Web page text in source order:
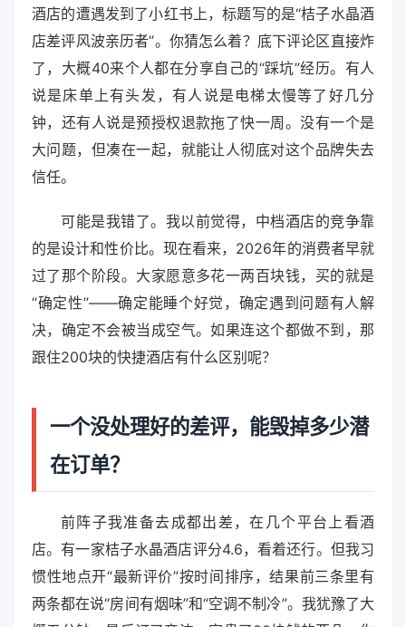
酒店的遭遇发到了小红书上，标题写的是“桔子水晶酒
店差评风波亲历者”。你猜怎么着？底下评论区直接炸
了，大概40来个人都在分享自己的“踩坑”经历。有人
说是床单上有头发，有人说是电梯太慢等了好几分
钟，还有人说是预授权退款拖了快一周。没有一个是
大问题，但凑在一起，就能让人彻底对这个品牌失去
信任。
可能是我错了。我以前觉得，中档酒店的竞争靠
的是设计和性价比。现在看来，2026年的消费者早就
过了那个阶段。大家愿意多花一两百块钱，买的就是
“确定性”——确定能睡个好觉，确定遇到问题有人解
决，确定不会被当成空气。如果连这个都做不到，那
跟住200块的快捷酒店有什么区别呢？
一个没处理好的差评，能毁掉多少潜
在订单？
前阵子我准备去成都出差，在几个平台上看酒
店。有一家桔子水晶酒店评分4.6，看着还行。但我习
惯性地点开“最新评价”按时间排序，结果前三条里有
两条都在说“房间有烟味”和“空调不制冷”。我犹豫了大